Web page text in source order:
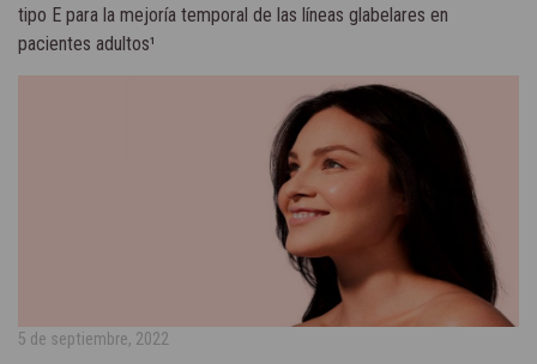
tipo E para la mejoría temporal de las líneas glabelares en
pacientes adultos¹
5 de septiembre, 2022